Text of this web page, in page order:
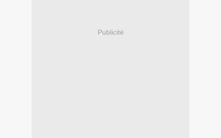
Publicité